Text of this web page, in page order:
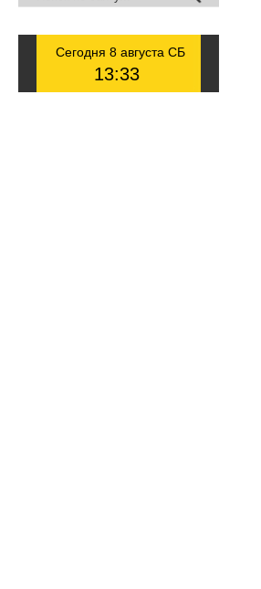
Сегодня 8 августа СБ
13:33